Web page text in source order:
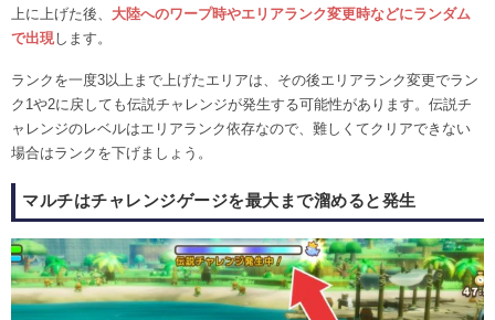
上に上げた後、 大陸へのワープ時やエリアランク変更時などにランダム
で出現します。
ランクを一度3以上まで上げたエリアは、その後エリアランク変更でラン
ク1や2に戻しても伝説チャレンジが発生する可能性があります。伝説チ
ャレンジのレベルはエリアランク依存なので、難しくてクリアできない
場合はランクを下げましょう。
マルチはチャレンジゲージを最大まで溜めると発生